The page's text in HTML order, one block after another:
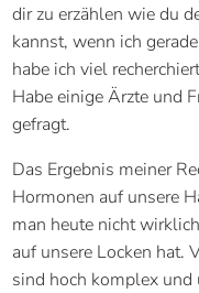
dir zu erzählen wie du
kannst, wenn ich
habe ich viel
Habe einige Ärzte und
gefragt.
Das Ergebnis meiner
Hormonen auf unsere
man heute nicht
auf unsere Locken hat.
sind hoch komplex